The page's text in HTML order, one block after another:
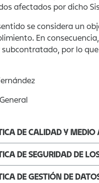
afectados por dicho
se considera un
En consecuencia,
subcontratado, por lo
General
DE CALIDAD Y MEDIO
DE SEGURIDAD DE
DE GESTIÓN DE